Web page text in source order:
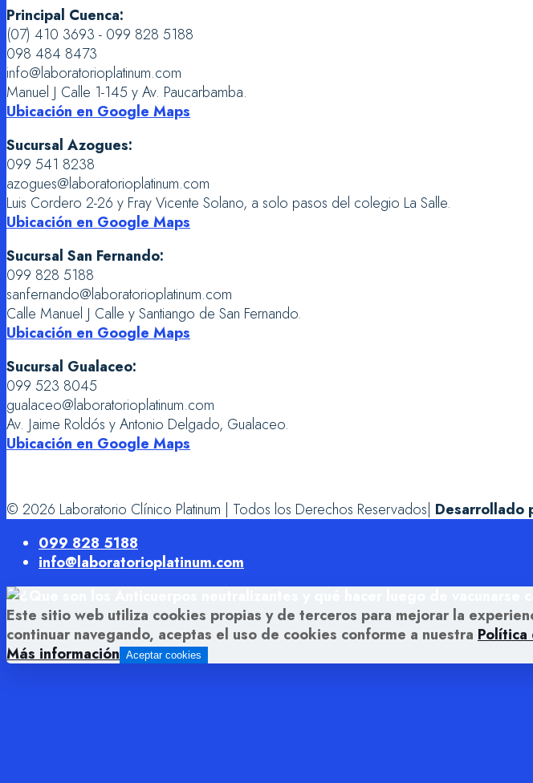
Principal Cuenca:
(07) 410 3693 - 099 828 5188
098 484 8473
info@laboratorioplatinum.com
Manuel J Calle 1-145 y Av. Paucarbamba.
Ubicación en Google Maps
Sucursal Azogues:
099 541 8238
azogues@laboratorioplatinum.com
Luis Cordero 2-26 y Fray Vicente Solano, a solo pasos del colegio La Salle.
Ubicación en Google Maps
Sucursal San Fernando:
099 828 5188
sanfernando@laboratorioplatinum.com
Calle Manuel J Calle y Santiango de San Fernando.
Ubicación en Google Maps
Sucursal Gualaceo:
099 523 8045
gualaceo@laboratorioplatinum.com
Av. Jaime Roldós y Antonio Delgado, Gualaceo.
Ubicación en Google Maps
© 2026 Laboratorio Clínico Platinum | Todos los Derechos Reservados| Desarrollado
099 828 5188
info@laboratorioplatinum.com
Este sitio web utiliza cookies propias y de terceros para mejorar la
continuar navegando, aceptas el uso de cookies conforme a nuestra Política
Más información Aceptar cookies